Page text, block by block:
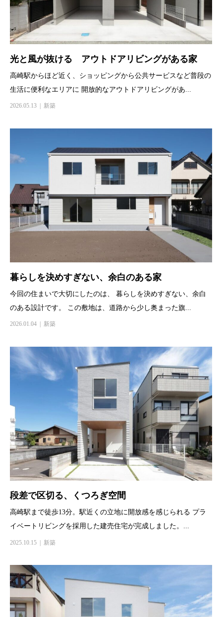
光と風が抜ける アウトドアリビングがある家
高崎駅からほど近く、ショッピングから公共サービスなど普段の
生活に便利なエリアに 開放的なアウトドアリビングがあ...
2026.05.13 新築
暮らしを決めすぎない、余白のある家
今回の住まいで大切にしたのは、 暮らしを決めすぎない、余白
のある設計です。 この敷地は、道路から少し奥まった旗...
2026.01.04 新築
段差で区切る、くつろぎ空間
高崎駅まで徒歩13分。駅近くの立地に開放感を感じられる プラ
イベートリビングを採用した建売住宅が完成しました。...
2025.10.15 新築